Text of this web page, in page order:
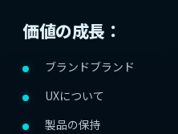
価値の成長：
ブランドブランド
UXについて
製品の保持